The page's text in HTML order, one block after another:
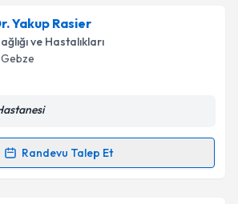
işlenmesini kabul ediyorum.
Takvim Talebini Gönder
Göçük için randevu takvimi talebi
bu uzmandan randevu almanız için bir
e-posta ile bilgilendireceğiz.
işlenmesine ilişkinAydınlatma
Yakup Rasier
ve Hastalıkları
Randevu Talep Et
Talebi